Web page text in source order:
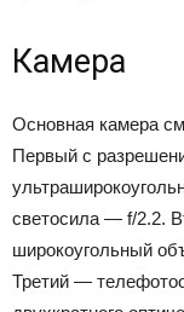
Камера
Основная камера
Первый с
светосила — f/2.2.
широкоугольный
Третий —